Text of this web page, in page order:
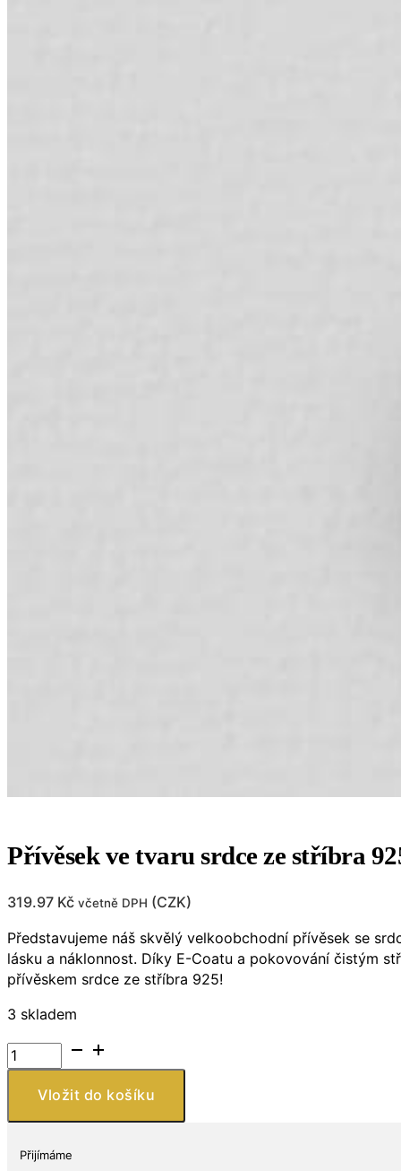
Přívěsek ve tvaru srdce ze stříbra
319.97 Kč včetně DPH (CZK)
Představujeme náš skvělý velkoobchodní přívěsek se
lásku a náklonnost. Díky E-Coatu a pokovování čistým
přívěskem srdce ze stříbra 925!
3 skladem
Přívěsek
ve
tvaru
stříbra
Vložit do košíku
Přijímáme